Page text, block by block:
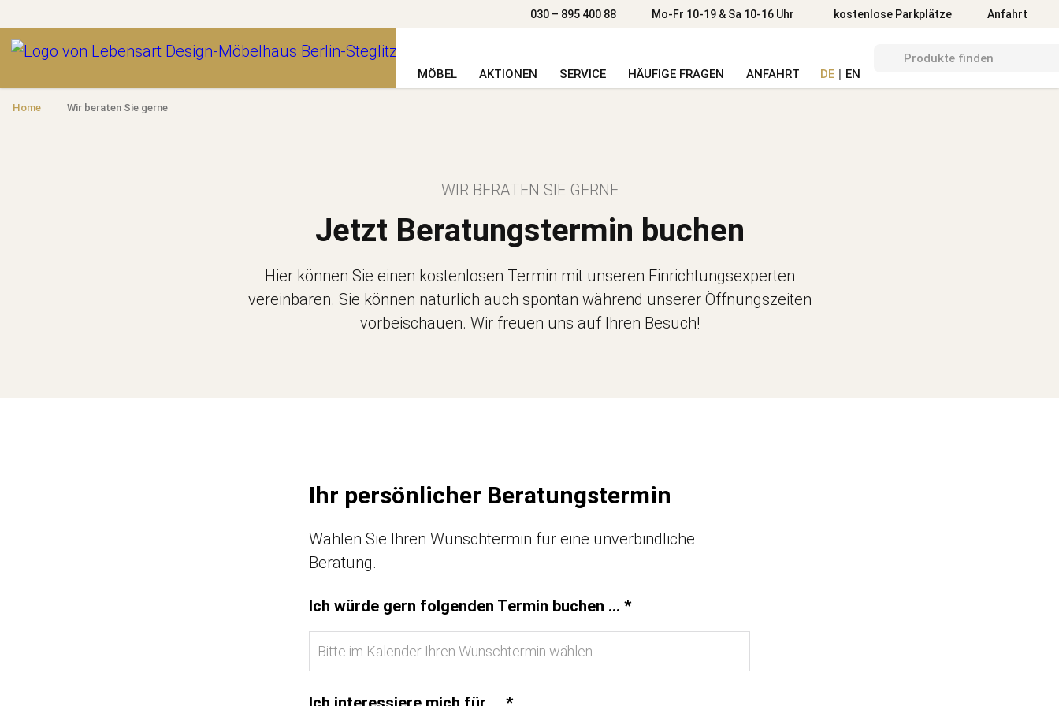
030 – 895 400 88 Mo-Fr 10-19 & Sa 10-16 Uhr kostenlose Parkplätze Anfahrt
MÖBEL AKTIONEN SERVICE HÄUFIGE FRAGEN ANFAHRT DE | EN
Home Wir beraten Sie gerne
Jetzt Beratungstermin buchen
WIR BERATEN SIE GERNE
Hier können Sie einen kostenlosen Termin mit unseren Einrichtungsexperten
vereinbaren. Sie können natürlich auch spontan während unserer Öffnungszeiten
vorbeischauen. Wir freuen uns auf Ihren Besuch!
Ihr persönlicher Beratungstermin
Wählen Sie Ihren Wunschtermin für eine unverbindliche
Beratung.
Ich würde gern folgenden Termin buchen ... *